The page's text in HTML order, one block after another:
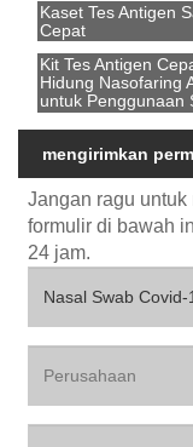
Kaset Tes Antigen
Cepat
Kit Tes Antigen
Hidung Nasofaring
untuk Penggunaan
mengirimkan
Jangan ragu
formulir di bawah
24 jam.